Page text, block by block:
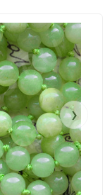
›